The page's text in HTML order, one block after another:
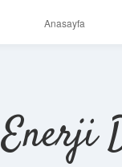
Anasayfa
Enerji